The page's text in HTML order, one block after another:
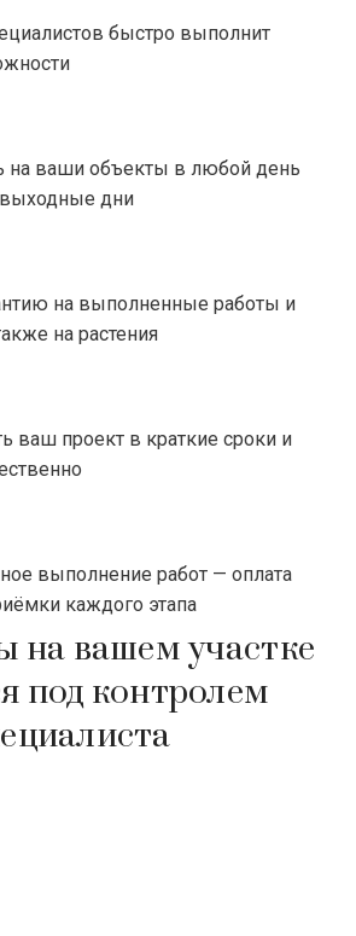
быстро выполнит
на ваши объекты в любой день
дни
на выполненные работы и
на растения
ваш проект в краткие сроки и
выполнение работ — оплата
каждого этапа
на вашем участке
под контролем